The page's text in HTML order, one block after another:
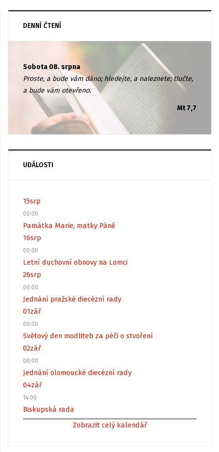
DENNÍ ČTENÍ
Sobota 08. srpna
Proste, a bude vám dáno; hledejte, a naleznete; tlučte,
a bude vám otevřeno.
Mt 7,7
UDÁLOSTI
15srp
00:00
Památka Marie, matky Páně
16srp
00:00
Letní duchovní obnovy na Lomci
26srp
00:00
Jednání pražské diecézní rady
01zář
00:00
Světový den modliteb za péči o stvoření
02zář
00:00
Jednání olomoucké diecézní rady
04zář
14:00
Biskupská rada
Zobrazit celý kalendář